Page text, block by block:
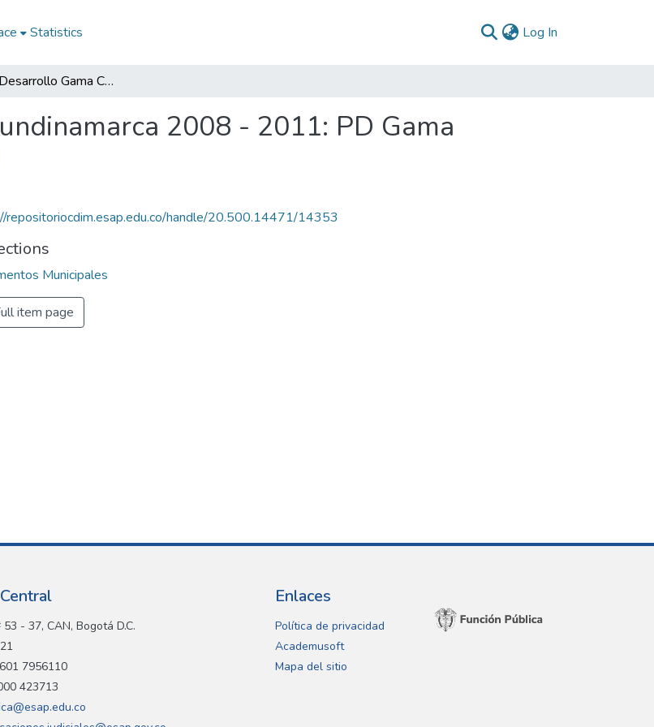
Statistics Log In
Plan de Desarrollo Gama Cundinamarca 2008 - 2011: PD Gama Cundinamarca 2008 - 2011
2008 - 2011: PD Gama
repositoriocdim.esap.edu.co/handle/20.500.14471/14353
Municipales
item page
- 37, CAN, Bogotá D.C.
7956110
423713
Enlaces
Política de privacidad
Academusoft
Mapa del sitio